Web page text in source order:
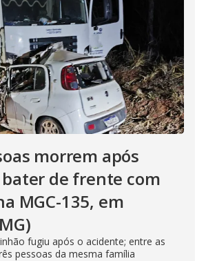
i
d
e
o
morrem após
de frente com
MGC-135, em
fugiu após o acidente; entre as
pessoas da mesma família